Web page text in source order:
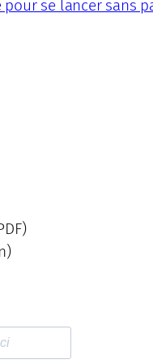
se lancer sans